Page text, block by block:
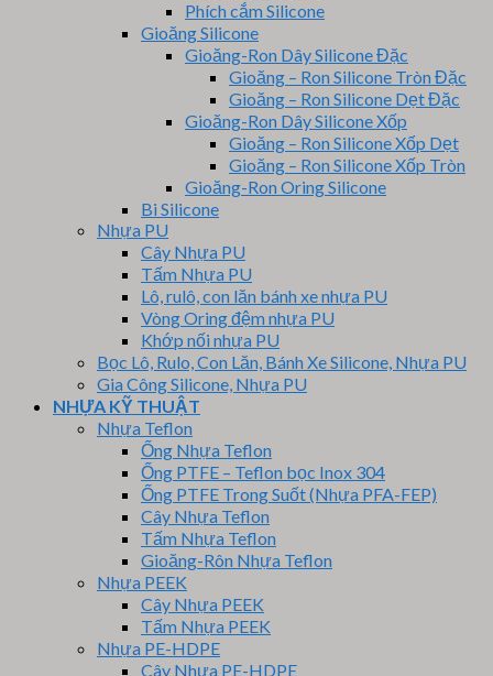
Phích cắm Silicone
Gioăng Silicone
Gioăng-Ron Dây Silicone Đặc
Gioăng – Ron Silicone Tròn Đặc
Gioăng – Ron Silicone Dẹt Đặc
Gioăng-Ron Dây Silicone Xốp
Gioăng – Ron Silicone Xốp Dẹt
Gioăng – Ron Silicone Xốp Tròn
Gioăng-Ron Oring Silicone
Bi Silicone
Nhựa PU
Cây Nhựa PU
Tấm Nhựa PU
Lô, rulô, con lăn bánh xe nhựa PU
Vòng Oring đệm nhựa PU
Khớp nối nhựa PU
Bọc Lô, Rulo, Con Lăn, Bánh Xe Silicone, Nhựa PU
Gia Công Silicone, Nhựa PU
NHỰA KỸ THUẬT
Nhựa Teflon
Ống Nhựa Teflon
Ống PTFE – Teflon bọc Inox 304
Ống PTFE Trong Suốt (Nhựa PFA-FEP)
Cây Nhựa Teflon
Tấm Nhựa Teflon
Gioăng-Rôn Nhựa Teflon
Nhựa PEEK
Cây Nhựa PEEK
Tấm Nhựa PEEK
Nhựa PE-HDPE
Cây Nhựa PE-HDPE